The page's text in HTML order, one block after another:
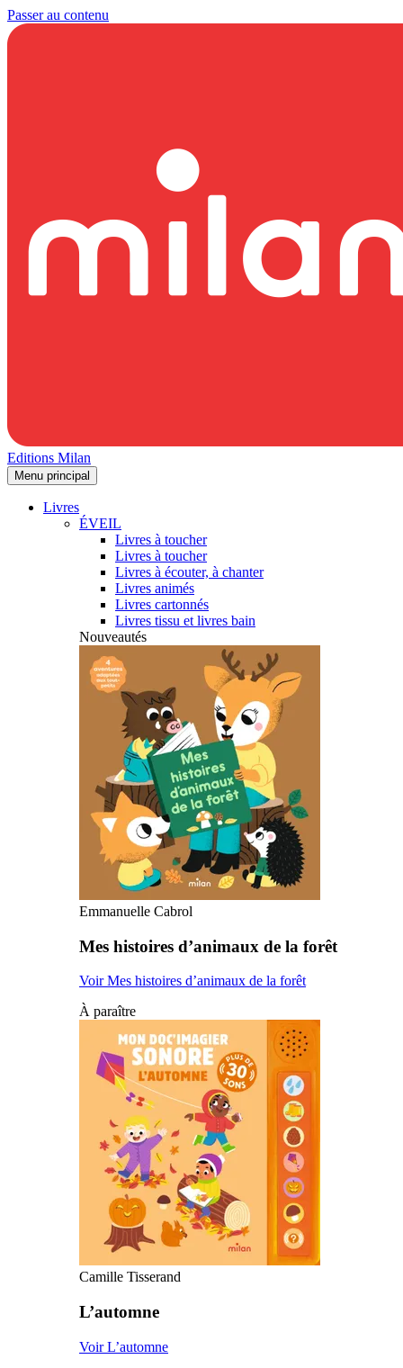
Passer au contenu
Editions Milan
Menu principal
Livres
ÉVEIL
Livres à toucher
Livres à toucher
Livres à écouter, à chanter
Livres animés
Livres cartonnés
Livres tissu et livres bain
Nouveautés
Emmanuelle Cabrol
Mes histoires d’animaux de la forêt
Voir Mes histoires d’animaux de la forêt
À paraître
Camille Tisserand
L’automne
Voir L’automne